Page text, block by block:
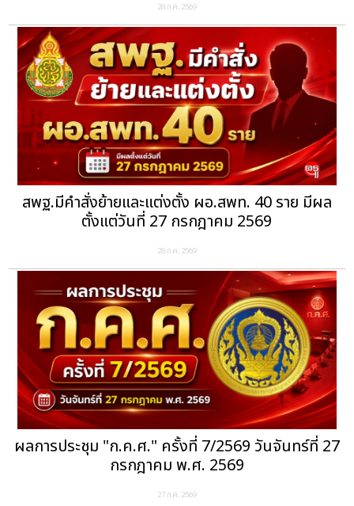
28 ก.ค. 2569
สพฐ.มีคำสั่งย้ายและแต่งตั้ง ผอ.สพท. 40 ราย มีผล
ตั้งแต่วันที่ 27 กรกฎาคม 2569
28 ก.ค. 2569
ผลการประชุม "ก.ค.ศ." ครั้งที่ 7/2569 วันจันทร์ที่ 27
กรกฎาคม พ.ศ. 2569
27 ก.ค. 2569